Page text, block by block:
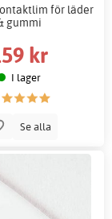
för läder
gummi
kr
I lager
Se alla